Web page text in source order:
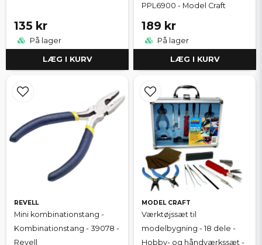
135 kr
På lager
LÆG I KURV
PPL6900 - Model Craft
189 kr
På lager
LÆG I KURV
REVELL
Mini kombinationstang -
Kombinationstang - 39078 -
Revell
MODEL CRAFT
Værktøjssæt til
modelbygning - 18 dele -
Hobby- og håndværkssæt -